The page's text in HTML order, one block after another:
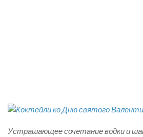
Устрашающее сочетание водки и